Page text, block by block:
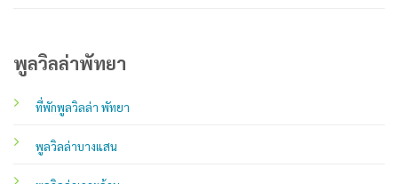
พูลวิลล่าพัทยา
ที่พักพูลวิลล่า พัทยา
พูลวิลล่าบางแสน